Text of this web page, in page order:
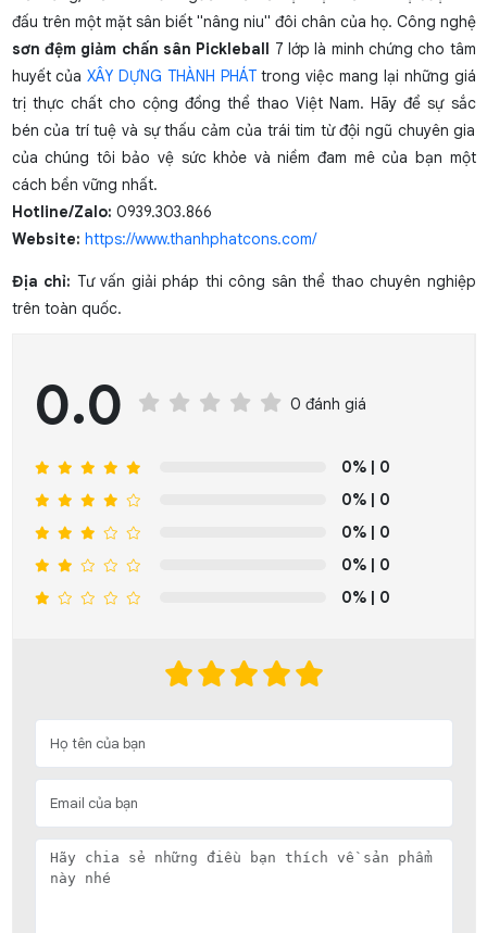
đấu trên một mặt sân biết "nâng niu" đôi chân của họ. Công nghệ
sơn đệm giảm chấn sân Pickleball 7 lớp là minh chứng cho tâm
huyết củaXÂY DỰNG THÀNH PHÁTtrong việc mang lại những giá
trị thực chất cho cộng đồng thể thao Việt Nam. Hãy để sự sắc
bén của trí tuệ và sự thấu cảm của trái tim từ đội ngũ chuyên gia
của chúng tôi bảo vệ sức khỏe và niềm đam mê của bạn một
cách bền vững nhất.
Hotline/Zalo: 0939.303.866
Website: https://www.thanhphatcons.com/
Địa chỉ: Tư vấn giải pháp thi công sân thể thao chuyên nghiệp
trên toàn quốc.
0.0 0 đánh giá
0% | 0
0% | 0
0% | 0
0% | 0
0% | 0